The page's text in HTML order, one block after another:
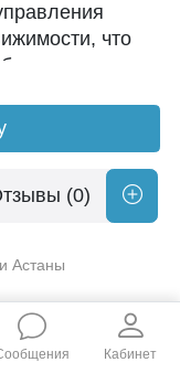
что
за что
гарантия
(0)
Астаны
Кабинет